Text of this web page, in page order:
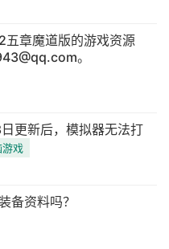
五章魔道版的游戏资源
。
更新后，模拟器无法打
游戏
备资料吗？